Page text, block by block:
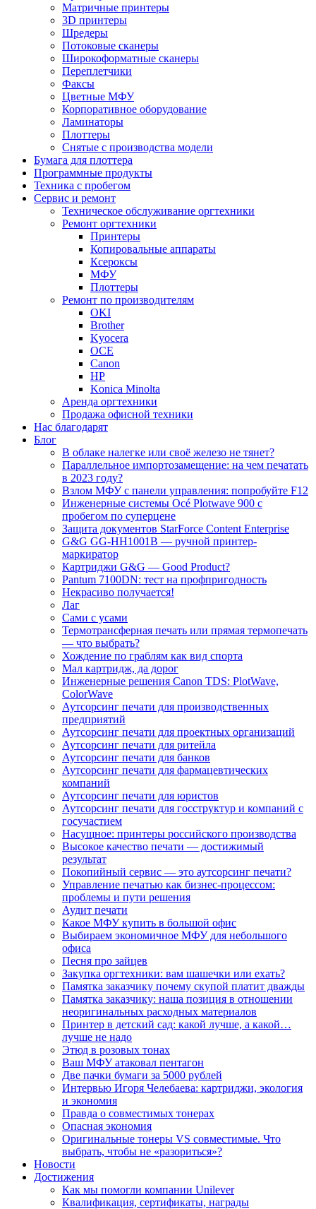
Матричные принтеры
3D принтеры
Шредеры
Потоковые сканеры
Широкоформатные сканеры
Переплетчики
Факсы
Цветные МФУ
Корпоративное оборудование
Ламинаторы
Плоттеры
Снятые с производства модели
Бумага для плоттера
Программные продукты
Техника с пробегом
Сервис и ремонт
Техническое обслуживание оргтехники
Ремонт оргтехники
Принтеры
Копировальные аппараты
Ксероксы
МФУ
Плоттеры
Ремонт по производителям
OKI
Brother
Kyocera
OCE
Canon
HP
Konica Minolta
Аренда оргтехники
Продажа офисной техники
Нас благодарят
Блог
В облаке налегке или своё железо не тянет?
Параллельное импортозамещение: на чем печатать
в 2023 году?
Взлом МФУ с панели управления: попробуйте F12
Инженерные системы Océ Plotwave 900 с
пробегом по суперцене
Защита документов StarForce Content Enterprise
G&G GG-HH1001B — ручной принтер-
маркиратор
Картриджи G&G — Good Product?
Pantum 7100DN: тест на профпригодность
Некрасиво получается!
Лаг
Сами с усами
Термотрансферная печать или прямая термопечать
— что выбрать?
Хождение по граблям как вид спорта
Мал картридж, да дорог
Инженерные решения Canon TDS: PlotWave,
ColorWave
Аутсорсинг печати для производственных
предприятий
Аутсорсинг печати для проектных организаций
Аутсорсинг печати для ритейла
Аутсорсинг печати для банков
Аутсорсинг печати для фармацевтических
компаний
Аутсорсинг печати для юристов
Аутсорсинг печати для госструктур и компаний с
госучастием
Насущное: принтеры российского производства
Высокое качество печати — достижимый
результат
Покопийный сервис — это аутсорсинг печати?
Управление печатью как бизнес-процессом:
проблемы и пути решения
Аудит печати
Какое МФУ купить в большой офис
Выбираем экономичное МФУ для небольшого
офиса
Песня про зайцев
Закупка оргтехники: вам шашечки или ехать?
Памятка заказчику почему скупой платит дважды
Памятка заказчику: наша позиция в отношении
неоригинальных расходных материалов
Принтер в детский сад: какой лучше, а какой…
лучше не надо
Этюд в розовых тонах
Ваш МФУ атаковал пентагон
Две пачки бумаги за 5000 рублей
Интервью Игоря Челебаева: картриджи, экология
и экономия
Правда о совместимых тонерах
Опасная экономия
Оригинальные тонеры VS совместимые. Что
выбрать, чтобы не «разориться»?
Новости
Достижения
Как мы помогли компании Unilever
Квалификация, сертификаты, награды